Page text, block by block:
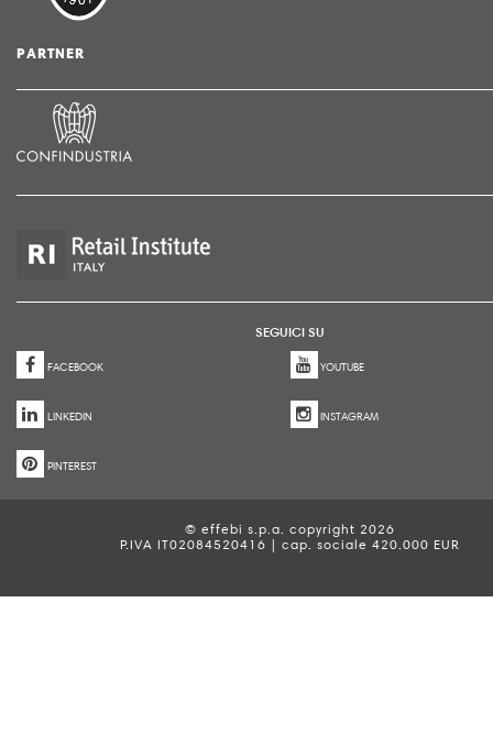
PARTNER
SEGUICI SU
FACEBOOK YOUTUBE
LINKEDIN INSTAGRAM
PINTEREST
© effebi s.p.a. copyright 2026
P.IVA IT02084520416 | cap. sociale 420.000 EUR